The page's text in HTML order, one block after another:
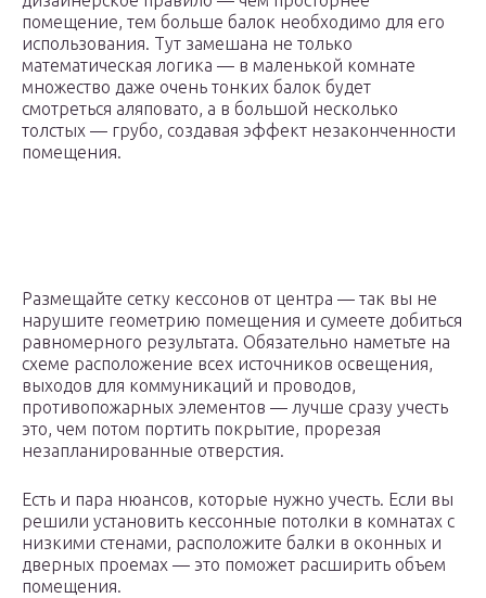
помещение, тем больше балок необходимо для его
использования. Тут замешана не только
математическая логика — в маленькой комнате
множество даже очень тонких балок будет
смотреться аляповато, а в большой несколько
толстых — грубо, создавая эффект незаконченности
помещения.
Размещайте сетку кессонов от центра — так вы не
нарушите геометрию помещения и сумеете добиться
равномерного результата. Обязательно наметьте на
схеме расположение всех источников освещения,
выходов для коммуникаций и проводов,
противопожарных элементов — лучше сразу учесть
это, чем потом портить покрытие, прорезая
незапланированные отверстия.
Есть и пара нюансов, которые нужно учесть. Если вы
решили установить кессонные потолки в комнатах с
низкими стенами, расположите балки в оконных и
дверных проемах — это поможет расширить объем
помещения.